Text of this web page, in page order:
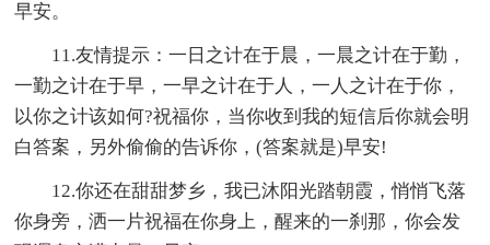
早安。
11.友情提示：一日之计在于晨，一晨之计在于勤，
一勤之计在于早，一早之计在于人，一人之计在于你，
以你之计该如何?祝福你，当你收到我的短信后你就会明
白答案，另外偷偷的告诉你，(答案就是)早安!
12.你还在甜甜梦乡，我已沐阳光踏朝霞，悄悄飞落
你身旁，洒一片祝福在你身上，醒来的一刹那，你会发